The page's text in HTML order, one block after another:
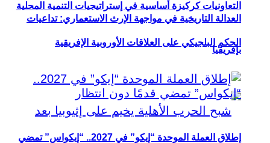
التعاونيات كركيزة أساسية في إستراتيجيات التنمية المحلية
بإفريقيا
العدالة التاريخية في مواجهة الإرث الاستعماري: تداعيات
الحكم البلجيكي على العلاقات الأوروبية الإفريقية
إطلاق العملة الموحدة “إيكو” في 2027.. “إيكواس” تمضي